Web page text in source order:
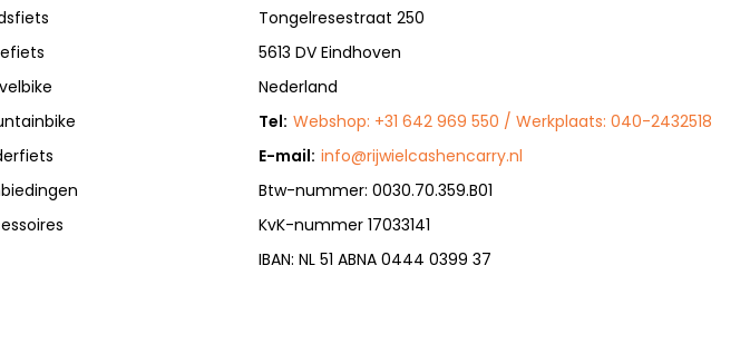
Tongelresestraat 250
5613 DV Eindhoven
Nederland
Tel: Webshop: +31 642 969 550 / Werkplaats: 040-2432518
E-mail: info@rijwielcashencarry.nl
Btw-nummer: 0030.70.359.B01
KvK-nummer 17033141
IBAN: NL 51 ABNA 0444 0399 37